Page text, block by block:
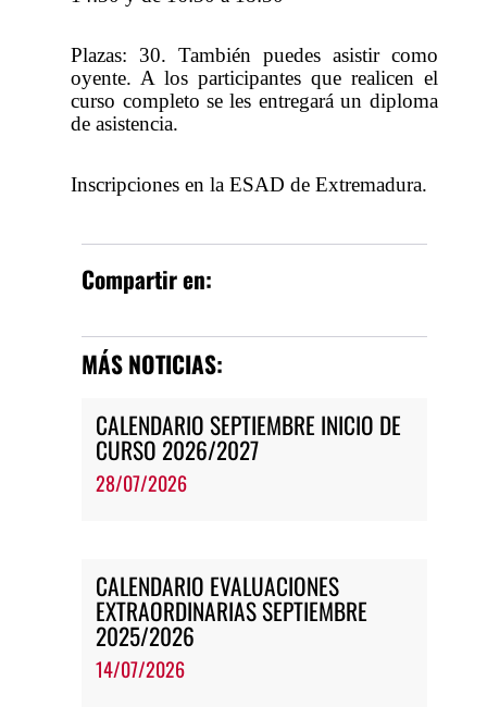
Plazas: 30. También puedes asistir como
oyente. A los participantes que realicen el
curso completo se les entregará un diploma
de asistencia.
Inscripciones en la ESAD de Extremadura.
Compartir en:
MÁS NOTICIAS:
CALENDARIO SEPTIEMBRE INICIO DE
CURSO 2026/2027
28/07/2026
CALENDARIO EVALUACIONES
EXTRAORDINARIAS SEPTIEMBRE
2025/2026
14/07/2026